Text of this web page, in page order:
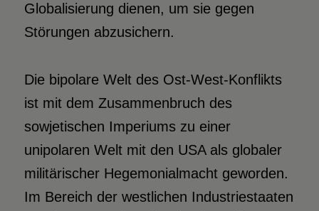
Globalisierung dienen, um sie gegen
Störungen abzusichern.
Die bipolare Welt des Ost-West-Konflikts
ist mit dem Zusammenbruch des
sowjetischen Imperiums zu einer
unipolaren Welt mit den USA als globaler
militärischer Hegemonialmacht geworden.
Im Bereich der westlichen Industriestaaten